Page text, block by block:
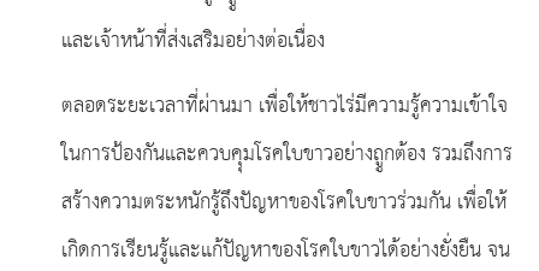
และเจ้าหน้าที่ส่งเสริมอย่างต่อเนื่อง
ตลอดระยะเวลาที่ผ่านมา เพื่อให้ชาวไร่มีความรู้ความเข้าใจ
ในการป้องกันและควบคุุมโรคใบขาวอย่างถููกต้อง รวมถึงการ
สร้างความตระหนักรู้ถึงปัญหาของโรคใบขาวร่วมกัน เพื่อให้
เกิดการเรียนรู้และแก้ปัญหาของโรคใบขาวได้อย่างยั่งยืน จน